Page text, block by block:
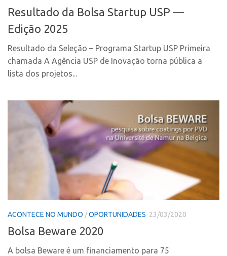
Portal do Inventor
Inteligência Competitiva
Pesquisa na USP
EMBRAPIIs
CEPIDs
INCTs
PRPI/USP
InovaUSP
Comunicação
Agenda AUSPIN
Fala Inovação
Bolsa 2025
Conexão Inter-USP
Leis e Normas
Inteligência Competitiva
Chamamento
Pesquisa na USP
EMBRAPIIs
CPEs
Resultado da Bolsa Startup USP —
Edição 2025
Resultado da Seleção – Programa Startup USP Primeira
chamada A Agência USP de Inovação torna pública a
lista dos projetos...
ACONTECE NO MUNDO /OPORTUNIDADES 23/03/2020
Bolsa Beware 2020
A bolsa Beware é um financiamento para 75